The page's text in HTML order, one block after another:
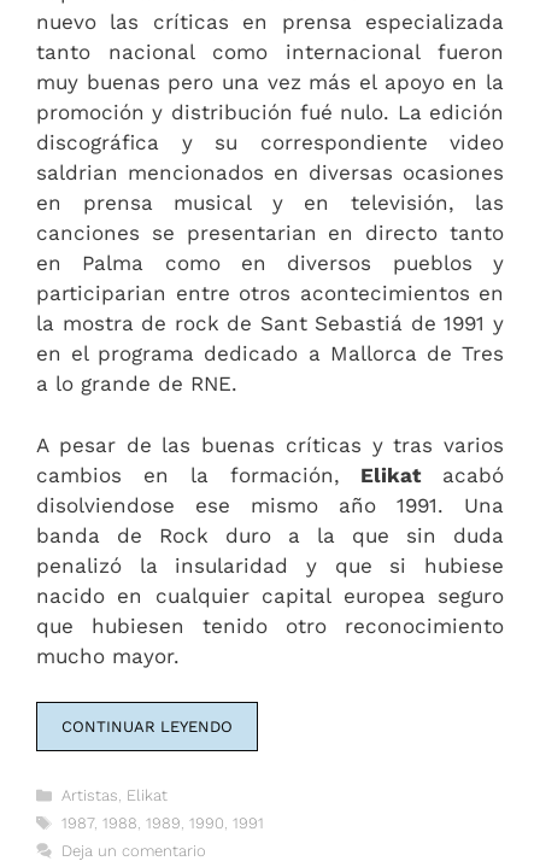
nuevo las críticas en prensa especializada
tanto nacional como internacional fueron
muy buenas pero una vez más el apoyo en la
promoción y distribución fué nulo. La edición
discográfica y su correspondiente video
saldrian mencionados en diversas ocasiones
en prensa musical y en televisión, las
canciones se presentarian en directo tanto
en Palma como en diversos pueblos y
participarian entre otros acontecimientos en
la mostra de rock de Sant Sebastiá de 1991 y
en el programa dedicado a Mallorca de Tres
a lo grande de RNE.
A pesar de las buenas críticas y tras varios
cambios en la formación, Elikatacabó
disolviendose ese mismo año 1991. Una
banda de Rock duro a la que sin duda
penalizó la insularidad y que si hubiese
nacido en cualquier capital europea seguro
que hubiesen tenido otro reconocimiento
mucho mayor.
CONTINUAR LEYENDO
Categorías
Artistas Elikat
Etiquetas
1987, 1988 1989 1990 1991
Deja un comentario